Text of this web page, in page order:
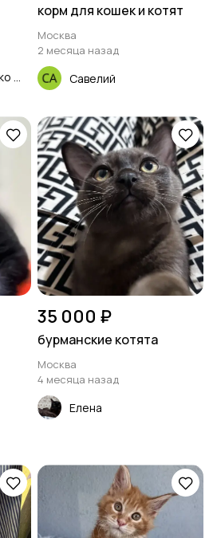
Анастасия Дьяченко
корм для кошек и котят
Москва
2 месяца назад
Савелий
35 000 ₽
бурманские котята
Москва
4 месяца назад
Елена